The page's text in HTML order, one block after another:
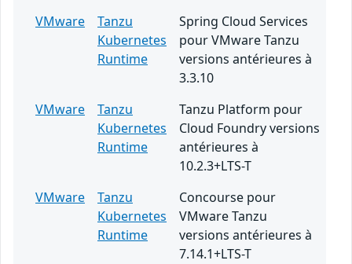
VMware
Tanzu
Kubernetes
Runtime
Spring Cloud Services
pour VMware Tanzu
versions antérieures à
3.3.10
VMware
Tanzu
Kubernetes
Runtime
Tanzu Platform pour
Cloud Foundry versions
antérieures à
10.2.3+LTS-T
VMware
Tanzu
Kubernetes
Runtime
Concourse pour
VMware Tanzu
versions antérieures à
7.14.1+LTS-T